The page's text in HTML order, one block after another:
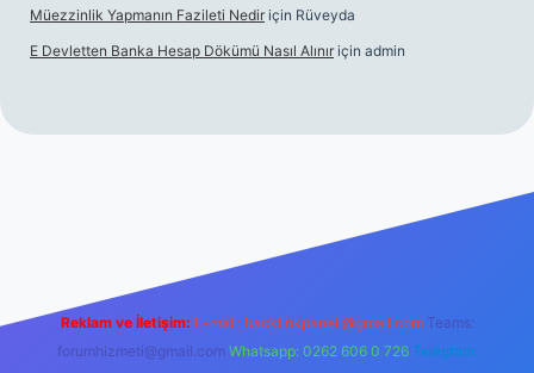
Müezzinlik Yapmanın Fazileti Nedir için Rüveyda
E Devletten Banka Hesap Dökümü Nasıl Alınır için admin
Reklam ve İletişim: E-mail: backlinkpaneli@gmail.com Teams:
forumhizmeti@gmail.com Whatsapp: 0262 606 0 726 Telegram: